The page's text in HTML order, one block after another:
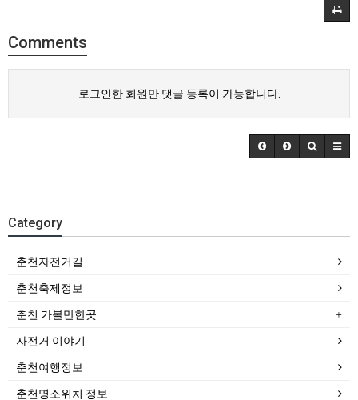
Comments
로그인한 회원만 댓글 등록이 가능합니다.
Category
춘천자전거길
춘천축제정보
춘천 가볼만한곳
자전거 이야기
춘천여행정보
춘천명소위치 정보